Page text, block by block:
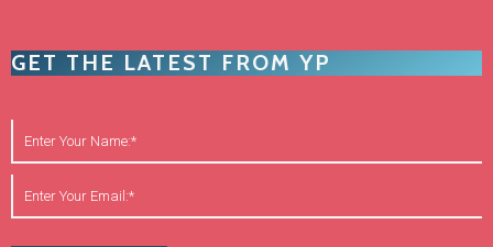
GET THE LATEST FROM YP